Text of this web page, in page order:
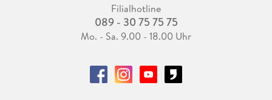
Filialhotline
089 - 30 75 75 75
Mo. - Sa. 9.00 - 18.00 Uhr